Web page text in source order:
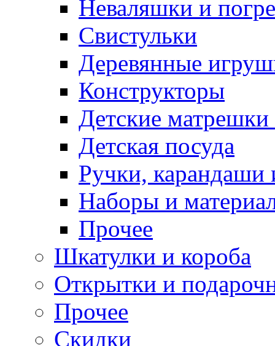
Неваляшки и
Свистульки
Деревянные
Конструкторы
Детские
Детская посуда
Ручки,
Наборы и
Прочее
Шкатулки и короба
Открытки и
Прочее
Скидки